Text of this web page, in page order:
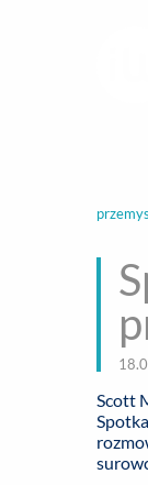
Scott